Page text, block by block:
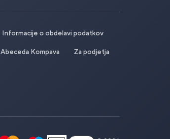
Informacije o obdelavi podatkov
Abeceda Kompava Za podjetja